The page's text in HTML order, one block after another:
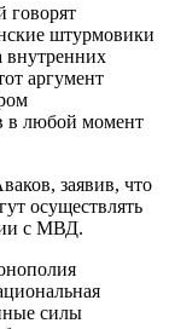
говорят
штурмовики
внутренних
аргумент
в любой момент
заявив, что
осуществлять
с МВД.
силы